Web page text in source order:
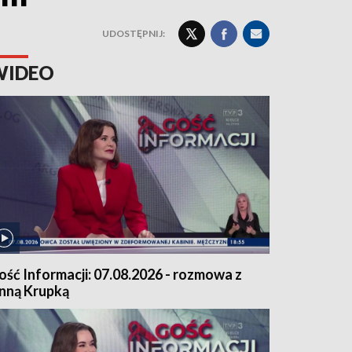
UDOSTĘPNIJ:
Informacji: 07.08.2026 - rozmowa z
Krupką